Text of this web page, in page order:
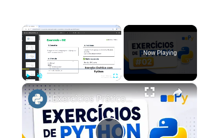
×
Play Unmute
Now Playing
×
Exercícios Práticos de Python #2 | Calcula a Energia Cinética usando Python